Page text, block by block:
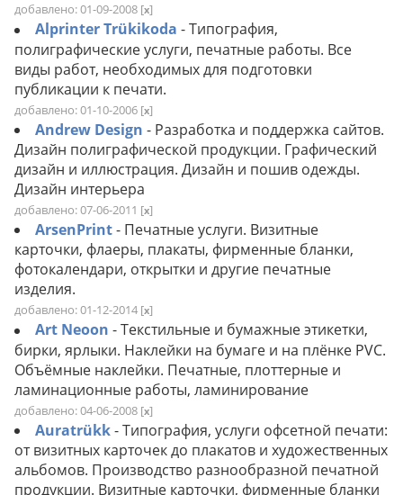
добавлено: 01-09-2008 [x]
Alprinter Trükikoda - Типография,
полиграфические услуги, печатные работы. Все
виды работ, необходимых для подготовки
публикации к печати.
добавлено: 01-10-2006 [x]
Andrew Design - Разработка и поддержка сайтов.
Дизайн полиграфической продукции. Графический
дизайн и иллюстрация. Дизайн и пошив одежды.
Дизайн интерьера
добавлено: 07-06-2011 [x]
ArsenPrint- Печатные услуги. Визитные
карточки, флаеры, плакаты, фирменные бланки,
фотокалендари, открытки и другие печатные
изделия.
добавлено: 01-12-2014 [x]
Art Neoon - Текстильные и бумажные этикетки,
бирки, ярлыки. Наклейки на бумаге и на плёнке PVC.
Объёмные наклейки. Печатные, плоттерные и
ламинационные работы, ламинирование
добавлено: 04-06-2008 [x]
Auratrükk- Типография, услуги офсетной печати:
от визитных карточек до плакатов и художественных
альбомов. Производство разнообразной печатной
продукции. Визитные карточки, фирменные бланки